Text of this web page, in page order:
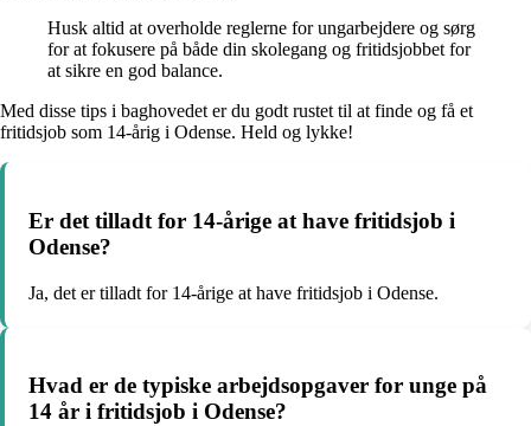
Husk altid at overholde reglerne for ungarbejdere og sørg
for at fokusere på både din skolegang og fritidsjobbet for
at sikre en god balance.
Med disse tips i baghovedet er du godt rustet til at finde og få et
fritidsjob som 14-årig i Odense. Held og lykke!
Er det tilladt for 14-årige at have fritidsjob i
Odense?
Ja, det er tilladt for 14-årige at have fritidsjob i Odense.
Hvad er de typiske arbejdsopgaver for unge på
14 år i fritidsjob i Odense?